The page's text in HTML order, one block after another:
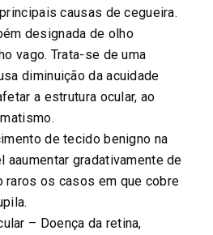
causas de cegueira.
designada de olho
vago. Trata-se de uma
diminuição da acuidade
a estrutura ocular, ao
de tecido benigno na
aaumentar gradativamente de
raros os casos em que cobre
– Doença da retina,